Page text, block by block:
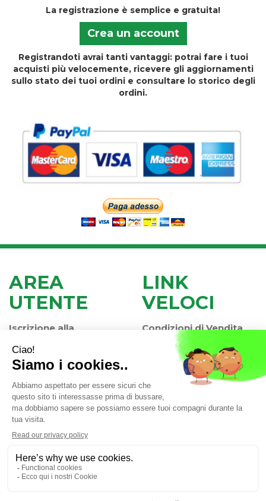
La registrazione è semplice e gratuita!
Crea un account
Registrandoti avrai tanti vantaggi: potrai fare i tuoi
acquisti più velocemente, ricevere gli aggiornamenti
sullo stato dei tuoi ordini e consultare lo storico degli
ordini.
AREA
UTENTE
Iscrizione alla
Newsletter
Contatti
Informativa Privacy
LINK
VELOCI
Condizioni di Vendita
Modalità di Pagamento
Modalità di Spedizione
e Ritiro
Valli di Chioggia (VE)
info@farmaciaiaccheri.it
04025840275 | Numero R.E.A.: VE-358876